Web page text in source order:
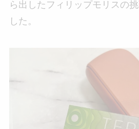
ら出したフィリップモリスの
した。